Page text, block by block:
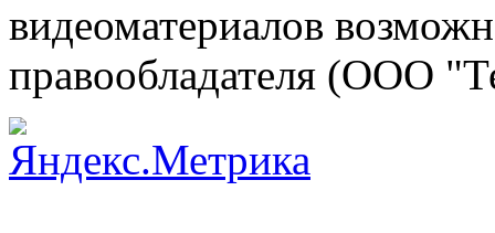
видеоматериалов
правообладателя (ООО